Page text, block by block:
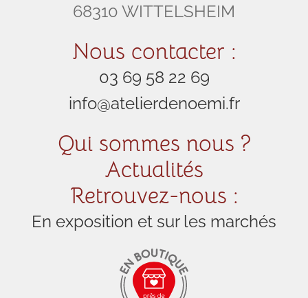
68310 WITTELSHEIM
Nous contacter :
03 69 58 22 69
info@atelierdenoemi.fr
Qui sommes nous ?
Actualités
Retrouvez-nous :
En exposition et sur les marchés